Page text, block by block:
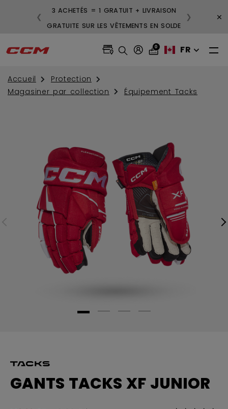
3 ACHETÉS = 1 GRATUIT + LIVRAISON
GRATUITE SUR LES VÊTEMENTS EN SOLDE
❮ ❯ ×
0 FR
Accueil
Protection
Magasiner par collection
Équipement Tacks
GANTS TACKS XF JUNIOR